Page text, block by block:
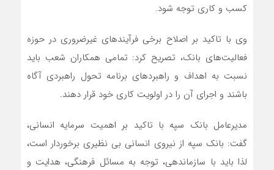
کسب و کاری توجه شود.
وی با تاکید بر اصلاح برخی فرآیندهای غیرضروری در حوزه
فعالیت‌های بانک، تصریح کرد: تمامی همکاران شعب باید
نسبت به اهداف و راهبردهای برنامه تحول راهبردی آگاه
باشند و اجرای آن را در اولویت کاری خود قرار دهند.
مدیرعامل بانک سپه با تاکید بر اهمیت سرمایه انسانی،
گفت: بانک سپه از نیروی انسانی بی نظیری برخوردار است،
لذا باید با سازماندهی، توجه به مسائل فرهنگی، هدایت و